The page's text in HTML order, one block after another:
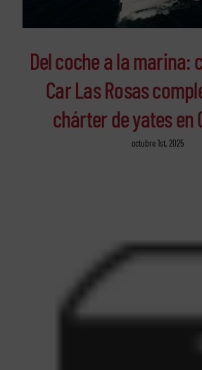
Del coche a la marina:
Car Las Rosas
chárter de yates en
octubre 1st, 2025